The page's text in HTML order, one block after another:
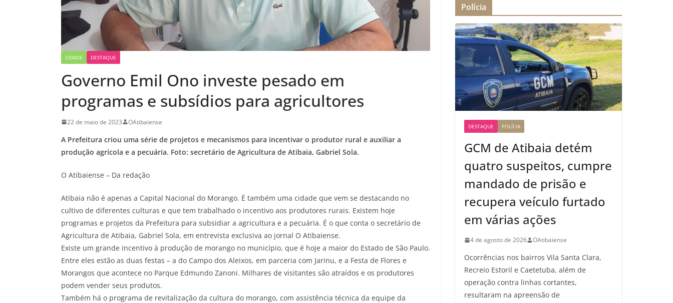
CIDADE DESTAQUE
Governo Emil Ono investe pesado em
programas e subsídios para agricultores
22 de maio de 2023 OAtibaiense
A Prefeitura criou uma série de projetos e mecanismos para incentivar o produtor rural e auxiliar a
produção agrícola e a pecuária. Foto: secretário de Agricultura de Atibaia, Gabriel Sola.
O Atibaiense – Da redação
Atibaia não é apenas a Capital Nacional do Morango. É também uma cidade que vem se destacando no
cultivo de diferentes culturas e que tem trabalhado o incentivo aos produtores rurais. Existem hoje
programas e projetos da Prefeitura para subsidiar a agricultura e a pecuária. É o que conta o secretário de
Agricultura de Atibaia, Gabriel Sola, em entrevista exclusiva ao jornal O Atibaiense.
Existe um grande incentivo à produção de morango no município, que é hoje a maior do Estado de São Paulo.
Entre eles estão as duas festas – a do Campo dos Aleixos, em parceria com Jarinu, e a Festa de Flores e
Morangos que acontece no Parque Edmundo Zanoni. Milhares de visitantes são atraídos e os produtores
podem vender seus produtos.
Também há o programa de revitalização da cultura do morango, com assistência técnica da equipe da
Polícia
DESTAQUE POLÍCIA
GCM de Atibaia detém
quatro suspeitos, cumpre
mandado de prisão e
recupera veículo furtado
em várias ações
4 de agosto de 2026 OAtibaiense
Ocorrências nos bairros Vila Santa Clara,
Recreio Estoril e Caetetuba, além de
operação contra linhas cortantes,
resultaram na apreensão de